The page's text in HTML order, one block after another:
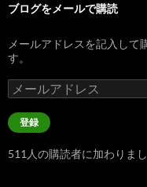
ブログをメールで購読
メールアドレスを記入して
す。
メ
ー
ル
ア
レ
登録
511人の購読者に加わりま